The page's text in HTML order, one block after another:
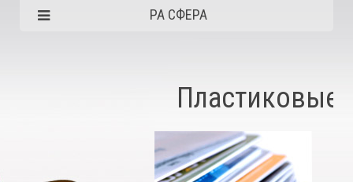
РА СФЕРА
Пластиковые